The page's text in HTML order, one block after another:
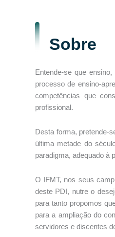
Sobre
Entende-se que
processo de ensino-
competências que
profissional.
Desta forma, pretende-
última metade do
paradigma, adequado à
O IFMT, nos seus
deste PDI, nutre o
para tanto propomos
para a ampliação do
servidores e discentes